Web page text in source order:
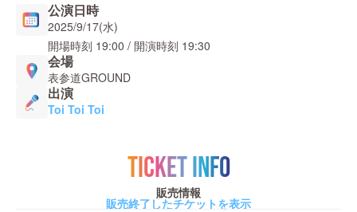
公演日時
2025/9/17(水)
開場時刻 19:00 / 開演時刻 19:30
会場
表参道GROUND
出演
Toi Toi Toi
TICKET INFO
販売情報
販売終了したチケットを表示